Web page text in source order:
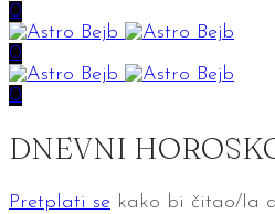
0
0
0
DNEVNI
Pretplati se kako bi čitao/la